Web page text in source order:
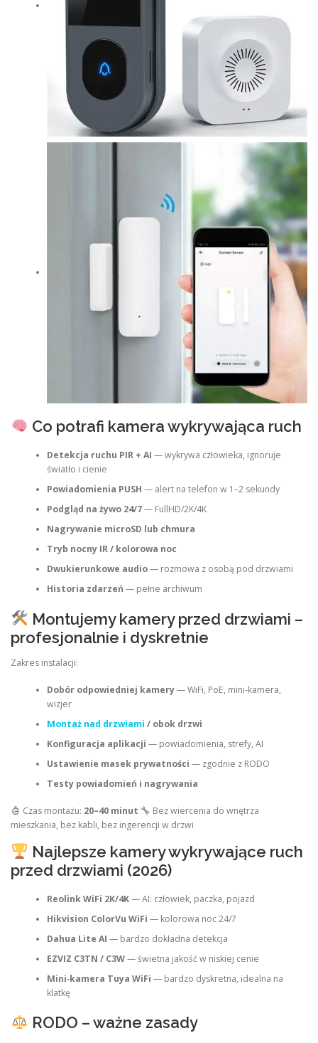
Co potrafi kamera wykrywająca ruch
Detekcja ruchu PIR + AI — wykrywa człowieka, ignoruje
światło i cienie
Powiadomienia PUSH — alert na telefon w 1–2 sekundy
Podgląd na żywo 24/7— FullHD/2K/4K
Nagrywanie microSD lub chmura
Tryb nocny IR / kolorowa noc
Dwukierunkowe audio— rozmowa z osobą pod drzwiami
Historia zdarzeń — pełne archiwum
Montujemy kamery przed drzwiami –
profesjonalnie i dyskretnie
Zakres instalacji:
Dobór odpowiedniej kamery— WiFi, PoE, mini‑kamera,
wizjer
Montaż nad drzwiami / obok drzwi
Konfiguracja aplikacji — powiadomienia, strefy, AI
Ustawienie masek prywatności — zgodnie z RODO
Testy powiadomień i nagrywania
Czas montażu: 20–40 minut
Bez wiercenia do wnętrza
mieszkania, bez kabli, bez ingerencji w drzwi
Najlepsze kamery wykrywające ruch
przed drzwiami (2026)
Reolink WiFi 2K/4K— AI: człowiek, paczka, pojazd
Hikvision ColorVu WiFi — kolorowa noc 24/7
Dahua Lite AI — bardzo dokładna detekcja
EZVIZ C3TN / C3W— świetna jakość w niskiej cenie
Mini‑kamera Tuya WiFi — bardzo dyskretna, idealna na
klatkę
RODO – ważne zasady